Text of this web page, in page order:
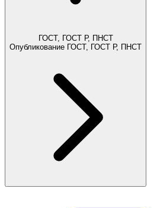
ГОСТ, ГОСТ Р, ПНСТ
Опубликование ГОСТ, ГОСТ Р, ПНСТ